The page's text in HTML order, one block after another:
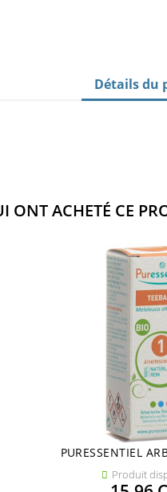
Détails du
ONT ACHETÉ CE
PURESSENTIEL
 Produit